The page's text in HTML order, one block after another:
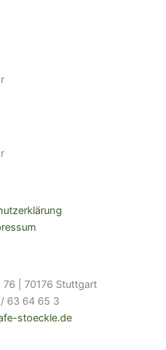
| 70176 Stuttgart
/ 63 64 65 3
stoeckle.de